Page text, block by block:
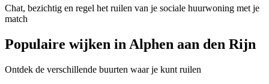
Chat, bezichtig en regel het ruilen van je sociale huurwoning met je
match
Populaire wijken in Alphen aan den Rijn
Ontdek de verschillende buurten waar je kunt ruilen